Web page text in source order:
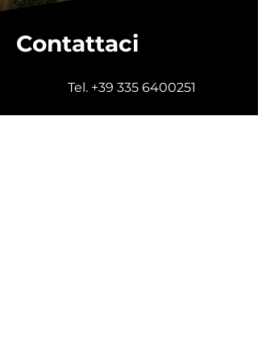
Contattaci
Tel. +39 335 6400251